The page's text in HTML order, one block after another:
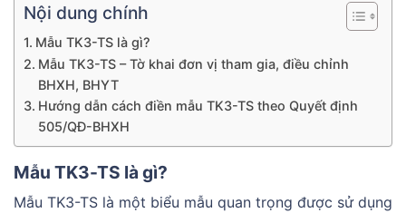
Nội dung chính
Mẫu TK3-TS là gì?
Mẫu TK3-TS – Tờ khai đơn vị tham gia, điều chỉnh
BHXH, BHYT
Hướng dẫn cách điền mẫu TK3-TS theo Quyết định
505/QĐ-BHXH
Mẫu TK3-TS là gì?
Mẫu TK3-TS là một biểu mẫu quan trọng được sử dụng